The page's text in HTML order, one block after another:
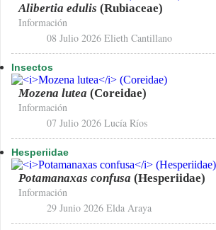
Alibertia edulis (Rubiaceae)
Información
08 Julio 2026 Elieth Cantillano
Insectos
Mozena lutea (Coreidae)
Información
07 Julio 2026 Lucía Ríos
Hesperiidae
Potamanaxas confusa (Hesperiidae)
Información
29 Junio 2026 Elda Araya